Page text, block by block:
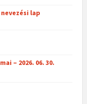
lap
– 2026. 06. 30.